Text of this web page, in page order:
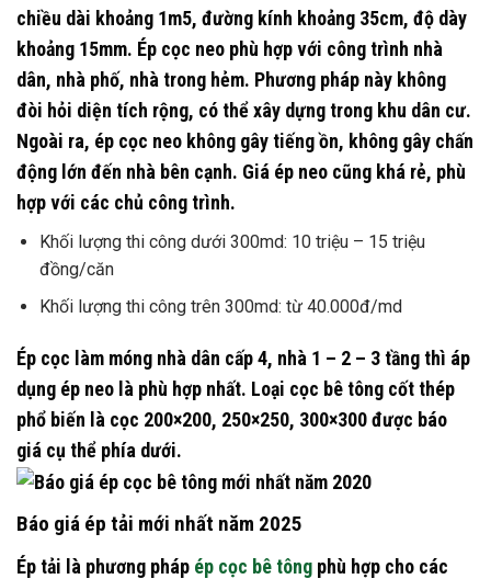
chiều dài khoảng 1m5, đường kính khoảng 35cm, độ dày
khoảng 15mm. Ép cọc neo phù hợp với công trình nhà
dân, nhà phố, nhà trong hẻm. Phương pháp này không
đòi hỏi diện tích rộng, có thể xây dựng trong khu dân cư.
Ngoài ra, ép cọc neo không gây tiếng ồn, không gây chấn
động lớn đến nhà bên cạnh. Giá ép neo cũng khá rẻ, phù
hợp với các chủ công trình.
Khối lượng thi công dưới 300md: 10 triệu – 15 triệu
đồng/căn
Khối lượng thi công trên 300md: từ 40.000đ/md
Ép cọc làm móng nhà dân cấp 4, nhà 1 – 2 – 3 tầng thì áp
dụng ép neo là phù hợp nhất. Loại cọc bê tông cốt thép
phổ biến là cọc 200×200, 250×250, 300×300 được báo
giá cụ thể phía dưới.
Báo giá ép tải mới nhất năm 2025
Ép tải là phương pháp ép cọc bê tông phù hợp cho các